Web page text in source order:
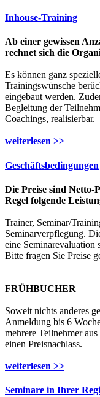
Inhouse-Training
Ab einer gewissen
rechnet sich die
Es können ganz
Trainingswünsche
eingebaut werden.
Begleitung der
Coachings, realisierbar.
weiterlesen >>
Geschäftsbedingungen
Die Preise sind Netto-
Regel folgende
Trainer, Seminar/
Seminarverpflegung.
eine Seminarevaluation
Bitte fragen Sie Preise
FRÜHBUCHER
Soweit nichts anderes
Anmeldung bis 6
mehrere Teilnehmer
einen Preisnachlass.
weiterlesen >>
Seminare in Ihrer